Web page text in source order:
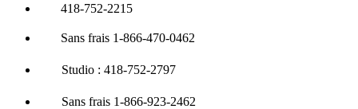
418-752-2215
Sans frais 1-866-470-0462
Studio : 418-752-2797
Sans frais 1-866-923-2462